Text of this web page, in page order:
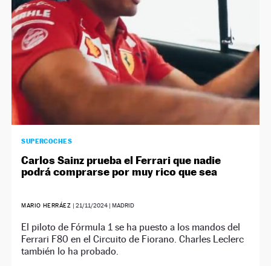
SUPERCOCHES
Carlos Sainz prueba el Ferrari que nadie
podrá comprarse por muy rico que sea
MARIO HERRÁEZ | 21/11/2024| MADRID
El piloto de Fórmula 1 se ha puesto a los mandos del
Ferrari F80 en el Circuito de Fiorano. Charles Leclerc
también lo ha probado.